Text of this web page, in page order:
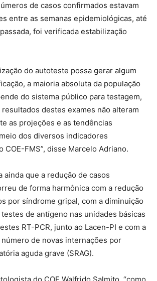
de casos confirmados estavam
entre as semanas epidemiológicas, até
foi verificada estabilização
do autoteste possa gerar algum
a maioria absoluta da população
do sistema público para testagem,
destes exames não alteram
as projeções e as tendências
dos diversos indicadores
COE-FMS”, disse Marcelo Adriano.
ainda que a redução de casos
de forma harmônica com a redução
por síndrome gripal, com a diminuição
de antígeno nas unidades básicas
RT-PCR, junto ao Lacen-PI e com a
de novas internações por
aguda grave (SRAG).